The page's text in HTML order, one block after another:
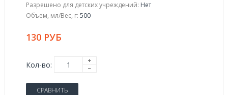
Разрешено для детских учреждений: Нет
Объем, мл/Вес, г: 500
130 РУБ
Кол-во:
СРАВНИТЬ